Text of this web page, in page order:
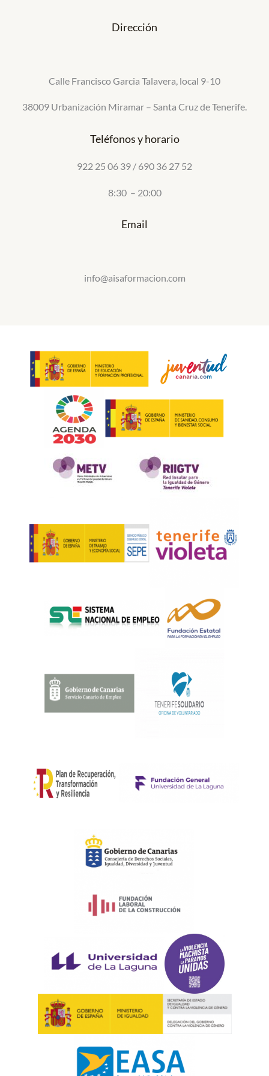
Dirección
Calle Francisco Garcia Talavera, local 9-10
38009 Urbanización Miramar – Santa Cruz de Tenerife.
Teléfonos y horario
922 25 06 39 / 690 36 27 52
8:30 – 20:00
Email
info@aisaformacion.com